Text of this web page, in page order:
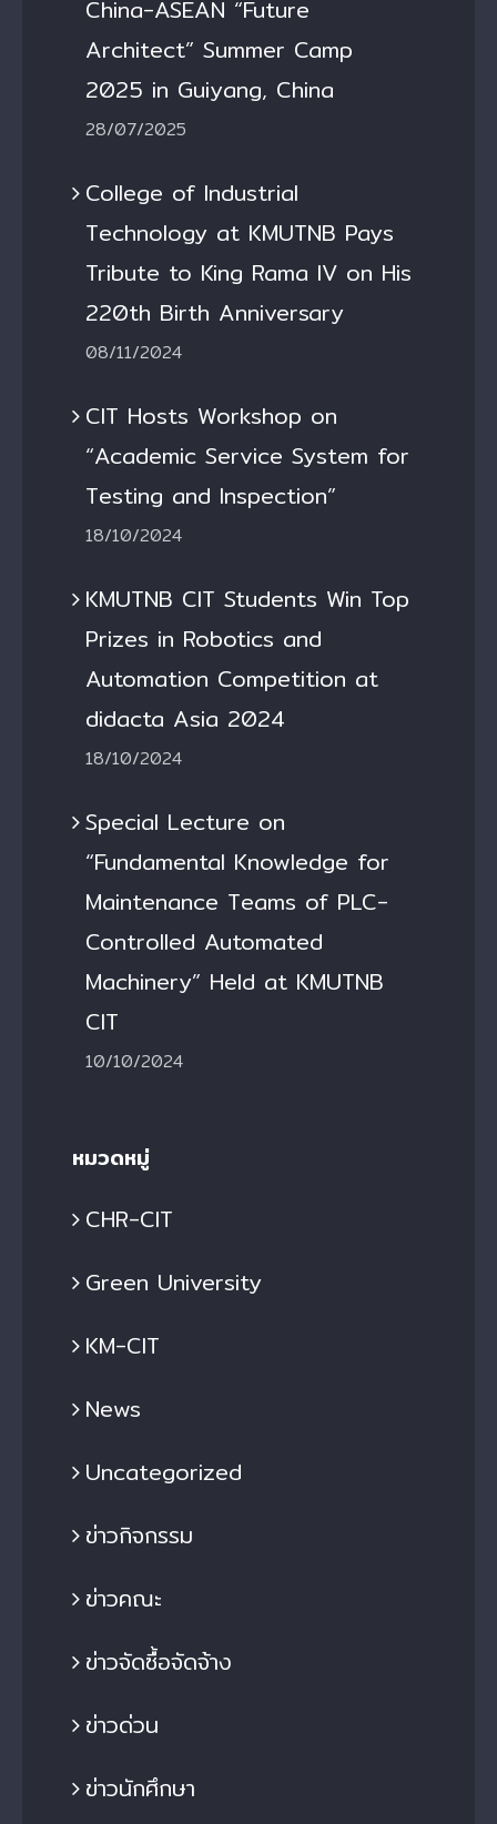
China-ASEAN “Future
Architect” Summer Camp
2025 in Guiyang, China
28/07/2025
College of Industrial
Technology at KMUTNB Pays
Tribute to King Rama IV on His
220th Birth Anniversary
08/11/2024
CIT Hosts Workshop on
“Academic Service System for
Testing and Inspection”
18/10/2024
KMUTNB CIT Students Win Top
Prizes in Robotics and
Automation Competition at
didacta Asia 2024
18/10/2024
Special Lecture on
“Fundamental Knowledge for
Maintenance Teams of PLC-
Controlled Automated
Machinery” Held at KMUTNB
CIT
10/10/2024
หมวดหมู่
CHR-CIT
Green University
KM-CIT
News
Uncategorized
ข่าวกิจกรรม
ข่าวคณะ
ข่าวจัดซื้อจัดจ้าง
ข่าวด่วน
ข่าวนักศึกษา